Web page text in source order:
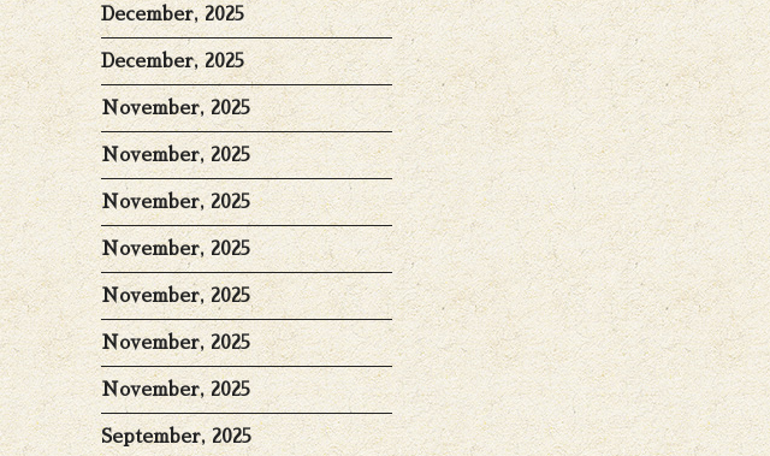
December, 2025
December, 2025
November, 2025
November, 2025
November, 2025
November, 2025
November, 2025
November, 2025
November, 2025
September, 2025